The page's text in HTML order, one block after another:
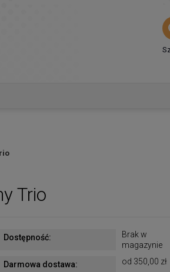
Trio
Dostępność:
Brak w
magazynie
Darmowa dostawa: od 350,00 zł